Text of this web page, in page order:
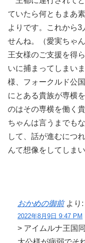
ていたら何ともまあ
よりです。これから3
せんね。（愛実ちゃ
王女様のご支援を得
いに捕まってしまい
様、フォークルド公
にとある貴族が専横
のはその専横を働く
ちゃんは言うまでも
して、話が進むにつ
んて想像をしてしまい
おかめの御前 より:
2022年8月9日 9:47 PM
> アイムルナ王国